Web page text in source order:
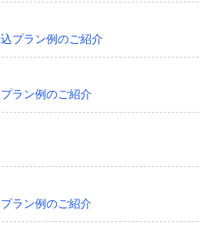
プラン例のご紹介
ラン例のご紹介
ラン例のご紹介